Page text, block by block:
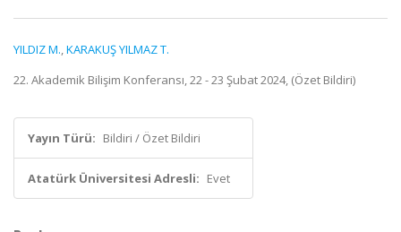
YILDIZ M.,KARAKUŞ YILMAZ T.
22. Akademik Bilişim Konferansı, 22 - 23 Şubat 2024, (Özet Bildiri)
Yayın Türü: Bildiri / Özet Bildiri
Atatürk Üniversitesi Adresli: Evet